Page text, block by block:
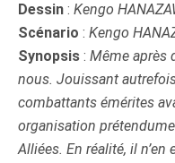
Dessin : Kengo
Scénario : Kengo
Synopsis : Même après
nous. Jouissant
combattants émérites
organisation
Alliées. En réalité, il